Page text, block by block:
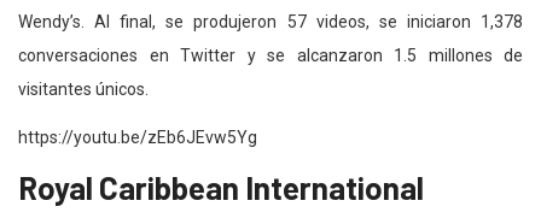
Wendy’s. Al final, se produjeron 57 videos, se iniciaron 1,378
conversaciones en Twitter y se alcanzaron 1.5 millones de
visitantes únicos.
https://youtu.be/zEb6JEvw5Yg
Royal Caribbean International